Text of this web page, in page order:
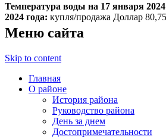
Температура воды на 17 января
2024 года: купля/продажа Доллар
Меню сайта
Skip to content
Главная
О районе
История района
Руководство района
День за днем
Достопримечательности